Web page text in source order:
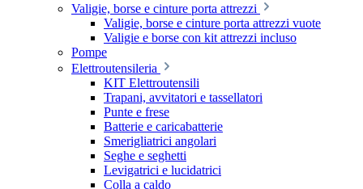
Valigie, borse e cinture porta attrezzi
Valigie, borse e cinture porta attrezzi vuote
Valigie e borse con kit attrezzi incluso
Pompe
Elettroutensileria
KIT Elettroutensili
Trapani, avvitatori e tassellatori
Punte e frese
Batterie e caricabatterie
Smerigliatrici angolari
Seghe e seghetti
Levigatrici e lucidatrici
Colla a caldo